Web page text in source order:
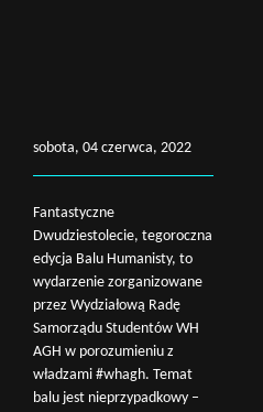
sobota, 04 czerwca, 2022
Fantastyczne
Dwudziestolecie, tegoroczna
edycja Balu Humanisty, to
wydarzenie zorganizowane
przez Wydziałową Radę
Samorządu Studentów WH
AGH w porozumieniu z
władzami #whagh. Temat
balu jest nieprzypadkowy –